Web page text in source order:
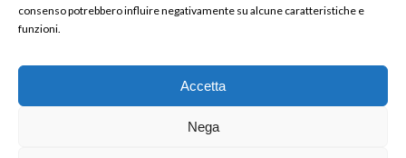
consenso potrebbero influire negativamente su alcune caratteristiche e
funzioni.
Accetta
Nega
Informativa Privacy utenti web|Informativa
Privacy utenti, clienti e fornitori
whistleblowing